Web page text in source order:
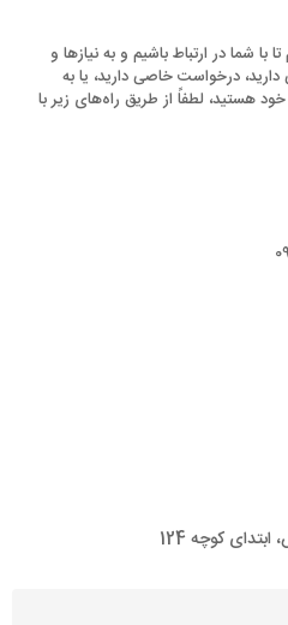
با شما در ارتباط باشیم و به نیازها و
درخواست خاصی دارید، یا به
هستید، لطفاً از طریق راه‌های زیر با
کوچه 124